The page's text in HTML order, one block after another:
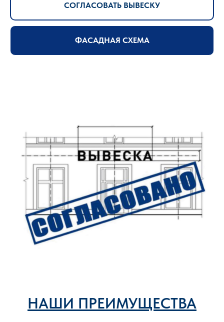
СОГЛАСОВАТЬ ВЫВЕСКУ
ФАСАДНАЯ СХЕМА
НАШИ ПРЕИМУЩЕСТВА